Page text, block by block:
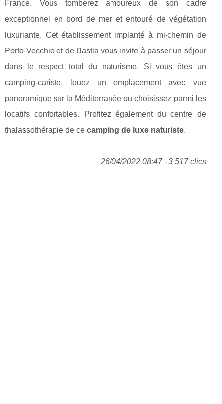
France. Vous tomberez amoureux de son cadre
exceptionnel en bord de mer et entouré de végétation
luxuriante. Cet établissement implanté à mi-chemin de
Porto-Vecchio et de Bastia vous invite à passer un séjour
dans le respect total du naturisme. Si vous êtes un
camping-cariste, louez un emplacement avec vue
panoramique sur la Méditerranée ou choisissez parmi les
locatifs confortables. Profitez également du centre de
thalassothérapie de ce camping de luxe naturiste.
26/04/2022 08:47 - 3 517 clics